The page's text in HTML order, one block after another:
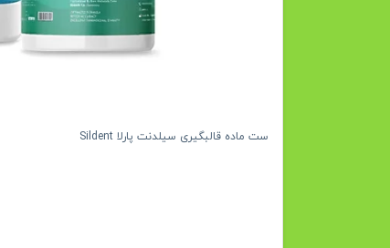
ست ماده قالبگیری سیلدنت پارلا Sildent